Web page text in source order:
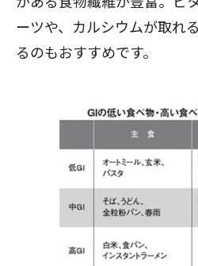
ーツや、カルシウムが取れ
るのもおすすめです。